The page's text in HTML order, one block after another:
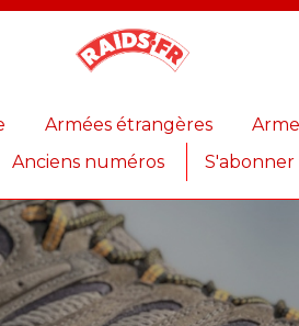
Armées étrangères
Anciens numéros S'abonner